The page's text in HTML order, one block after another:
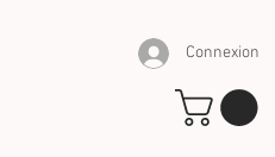
Connexion